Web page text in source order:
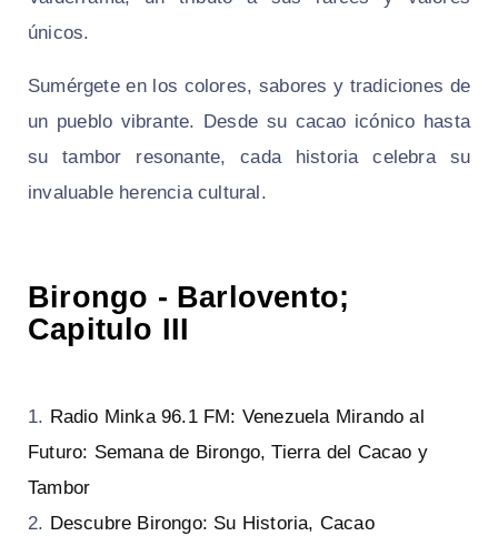
únicos.
Sumérgete en los colores, sabores y tradiciones de
un pueblo vibrante. Desde su cacao icónico hasta
su tambor resonante, cada historia celebra su
invaluable herencia cultural.
Birongo - Barlovento;
Capitulo III
Radio Minka 96.1 FM: Venezuela Mirando al
Futuro: Semana de Birongo, Tierra del Cacao y
Tambor
Descubre Birongo: Su Historia, Cacao